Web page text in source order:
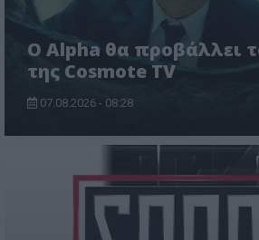
Ο Alpha θα προβάλλει
της Cosmote TV
07.08.2026 - 08:28